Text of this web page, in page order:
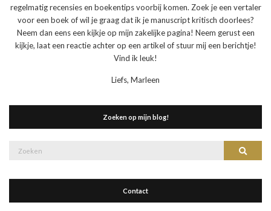
regelmatig recensies en boekentips voorbij komen. Zoek je een vertaler
voor een boek of wil je graag dat ik je manuscript kritisch doorlees?
Neem dan eens een kijkje op mijn zakelijke pagina! Neem gerust een
kijkje, laat een reactie achter op een artikel of stuur mij een berichtje!
Vind ik leuk!
Liefs, Marleen
Zoeken op mijn blog!
Contact